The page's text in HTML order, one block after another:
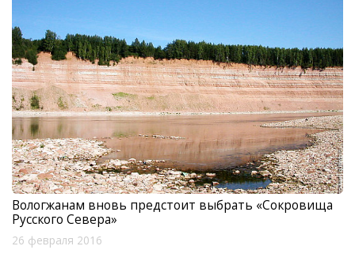
Вологжанам вновь предстоит выбрать «Сокровища
Русского Севера»
26 февраля 2016